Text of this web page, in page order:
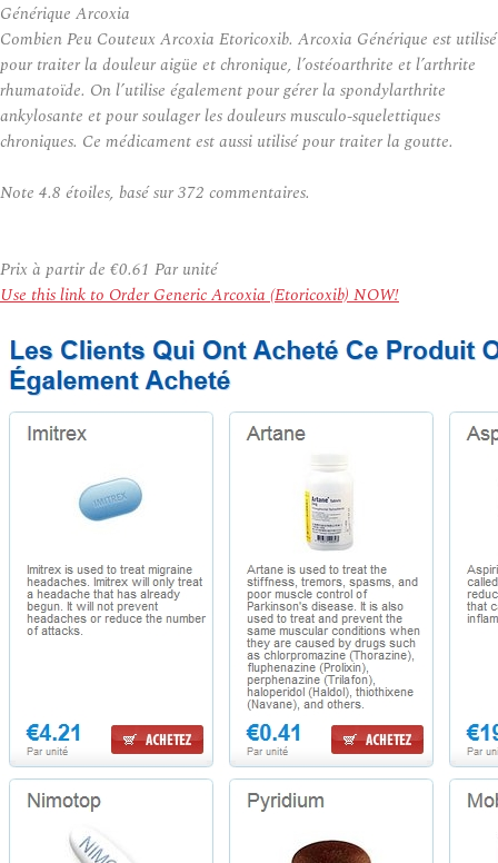
Générique Arcoxia
Combien Peu Couteux Arcoxia Etoricoxib. Arcoxia Générique est utilisé
pour traiter la douleur aigüe et chronique, l’ostéoarthrite et l’arthrite
rhumatoïde. On l’utilise également pour gérer la spondylarthrite
ankylosante et pour soulager les douleurs musculo-squelettiques
chroniques. Ce médicament est aussi utilisé pour traiter la goutte.
Note 4.8 étoiles, basé sur372 commentaires.
Prix à partir de €0.61 Par unité
Use this link to Order Generic Arcoxia (Etoricoxib) NOW!